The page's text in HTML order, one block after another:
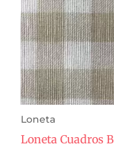
Loneta
Loneta Cuadros